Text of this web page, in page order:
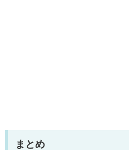
まとめ